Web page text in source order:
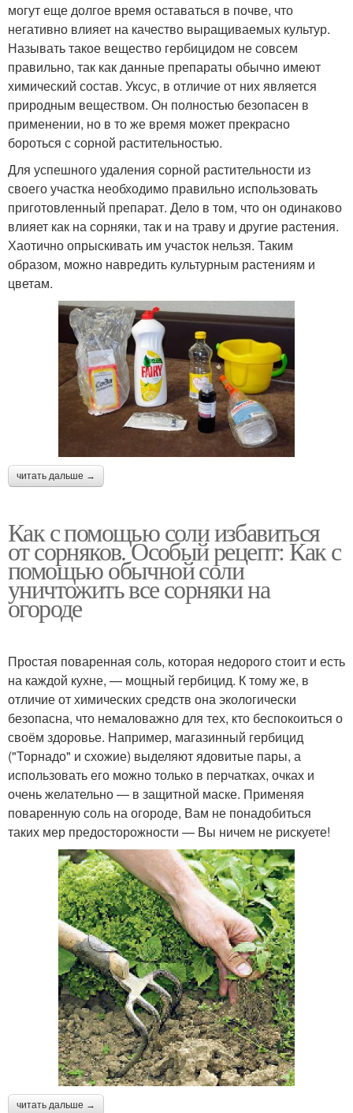
могут еще долгое время оставаться в почве, что
негативно влияет на качество выращиваемых культур.
Называть такое вещество гербицидом не совсем
правильно, так как данные препараты обычно имеют
химический состав. Уксус, в отличие от них является
природным веществом. Он полностью безопасен в
применении, но в то же время может прекрасно
бороться с сорной растительностью.
Для успешного удаления сорной растительности из
своего участка необходимо правильно использовать
приготовленный препарат. Дело в том, что он одинаково
влияет как на сорняки, так и на траву и другие растения.
Хаотично опрыскивать им участок нельзя. Таким
образом, можно навредить культурным растениям и
цветам.
читать дальше →
Как с помощью соли избавиться
от сорняков. Особый рецепт: Как с
помощью обычной соли
уничтожить все сорняки на
огороде
Простая поваренная соль, которая недорого стоит и есть
на каждой кухне, — мощный гербицид. К тому же, в
отличие от химических средств она экологически
безопасна, что немаловажно для тех, кто беспокоиться о
своём здоровье. Например, магазинный гербицид
("Торнадо" и схожие) выделяют ядовитые пары, а
использовать его можно только в перчатках, очках и
очень желательно — в защитной маске. Применяя
поваренную соль на огороде, Вам не понадобиться
таких мер предосторожности — Вы ничем не рискуете!
читать дальше →